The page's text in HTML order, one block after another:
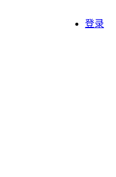
登录